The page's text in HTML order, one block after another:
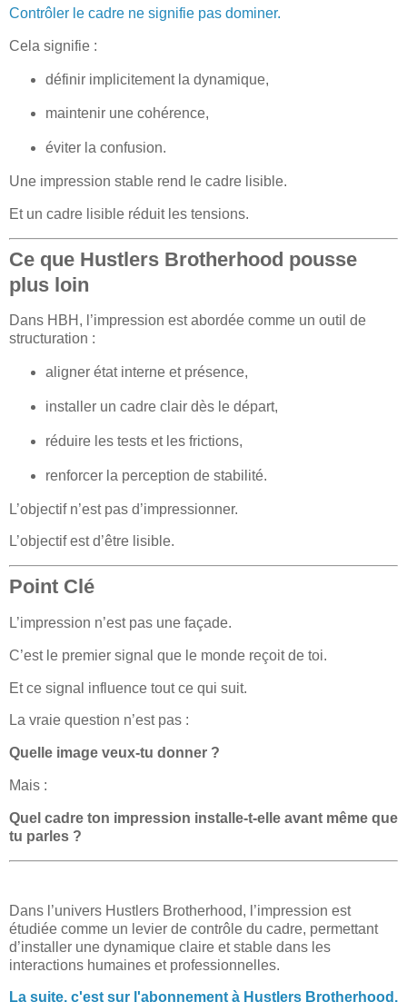
Contrôler le cadre ne signifie pas dominer.
Cela signifie :
définir implicitement la dynamique,
maintenir une cohérence,
éviter la confusion.
Une impression stable rend le cadre lisible.
Et un cadre lisible réduit les tensions.
Ce que Hustlers Brotherhood pousse
plus loin
Dans HBH, l’impression est abordée comme un outil de
structuration :
aligner état interne et présence,
installer un cadre clair dès le départ,
réduire les tests et les frictions,
renforcer la perception de stabilité.
L’objectif n’est pas d’impressionner.
L’objectif est d’être lisible.
Point Clé
L’impression n’est pas une façade.
C’est le premier signal que le monde reçoit de toi.
Et ce signal influence tout ce qui suit.
La vraie question n’est pas :
Quelle image veux-tu donner ?
Mais :
Quel cadre ton impression installe-t-elle avant même que
tu parles ?
Dans l’univers Hustlers Brotherhood, l’impression est
étudiée comme un levier de contrôle du cadre, permettant
d’installer une dynamique claire et stable dans les
interactions humaines et professionnelles.
La suite, c'est sur l'abonnement à Hustlers Brotherhood.